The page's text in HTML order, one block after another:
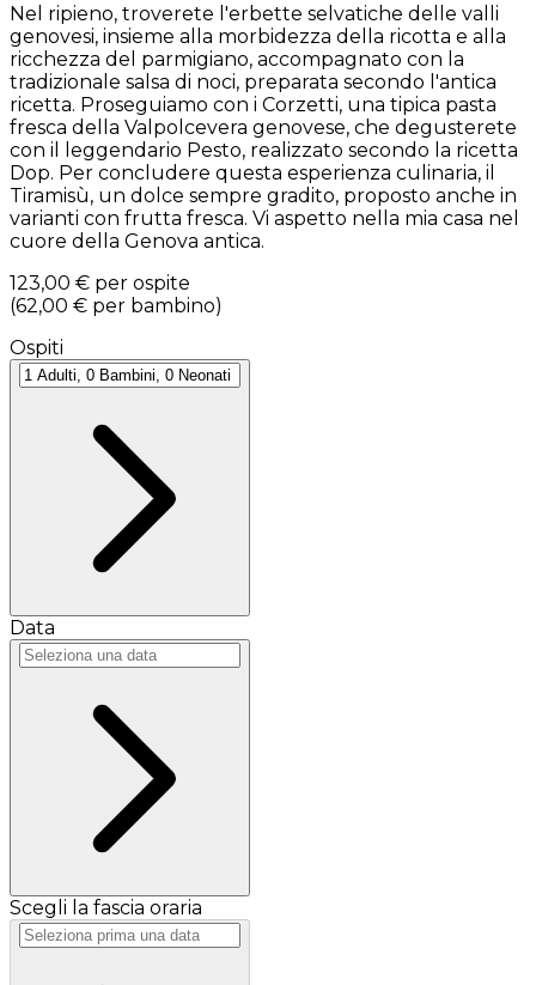
Nel ripieno, troverete l'erbette selvatiche delle valli
genovesi, insieme alla morbidezza della ricotta e alla
ricchezza del parmigiano, accompagnato con la
tradizionale salsa di noci, preparata secondo l'antica
ricetta. Proseguiamo con i Corzetti, una tipica pasta
fresca della Valpolcevera genovese, che degusterete
con il leggendario Pesto, realizzato secondo la ricetta
Dop. Per concludere questa esperienza culinaria, il
Tiramisù, un dolce sempre gradito, proposto anche in
varianti con frutta fresca. Vi aspetto nella mia casa nel
cuore della Genova antica.
123,00 € per ospite
(62,00 € per bambino)
Ospiti
Data
Scegli la fascia oraria